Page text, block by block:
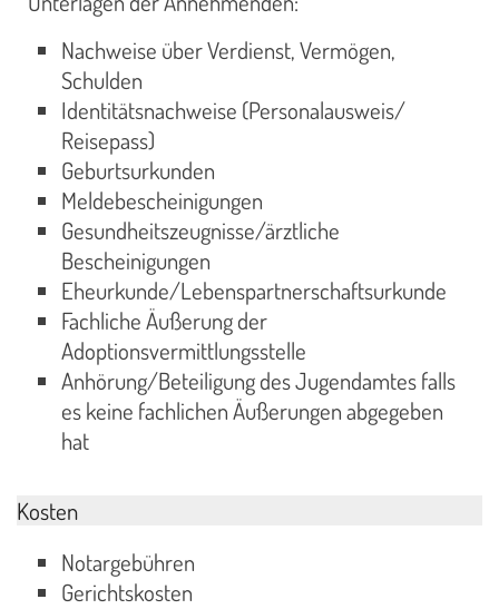
Nachweise über Verdienst, Vermögen,
Schulden
Identitätsnachweise (Personalausweis/
Reisepass)
Geburtsurkunden
Meldebescheinigungen
Gesundheitszeugnisse/ärztliche
Bescheinigungen
Eheurkunde/Lebenspartnerschaftsurkunde
Fachliche Äußerung der
Adoptionsvermittlungsstelle
Anhörung/Beteiligung des Jugendamtes falls
es keine fachlichen Äußerungen abgegeben
hat
Kosten
Notargebühren
Gerichtskosten